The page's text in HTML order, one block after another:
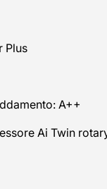
Plus
A++
Ai Twin